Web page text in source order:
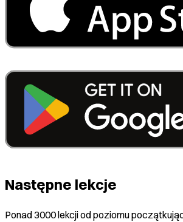
Następne lekcje
Ponad 3000 lekcji od poziomu